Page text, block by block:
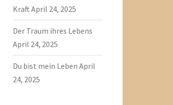
KraftApril 24, 2025
Der Traum ihres Lebens
April 24, 2025
Du bist mein Leben April
24, 2025